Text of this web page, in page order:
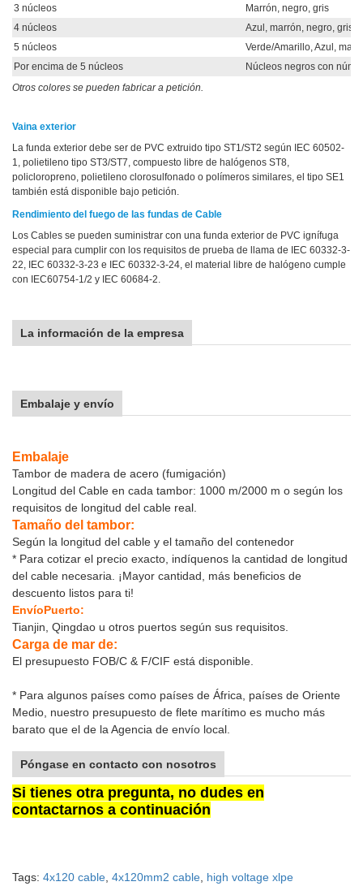
3 núcleos
Marrón, negro, gris
4 núcleos
Azul, marrón, negro, gris
5 núcleos
Verde/Amarillo, Azul,
Por encima de 5 núcleos
Núcleos negros con
Otros colores se pueden fabricar a petición.
Vaina exterior
La funda exterior debe ser de PVC extruido tipo ST1/ST2 según IEC 60502-
1, polietileno tipo ST3/ST7, compuesto libre de halógenos ST8,
policloropreno, polietileno clorosulfonado o polímeros similares, el tipo SE1
también está disponible bajo petición.
Rendimiento del fuego de las fundas de Cable
Los Cables se pueden suministrar con una funda exterior de PVC ignífuga
especial para cumplir con los requisitos de prueba de llama de IEC 60332-3-
22, IEC 60332-3-23 e IEC 60332-3-24, el material libre de halógeno cumple
con IEC60754-1/2 y IEC 60684-2.
La información de la empresa
Embalaje y envío
Embalaje
Tambor de madera de acero (fumigación)
Longitud del Cable en cada tambor: 1000 m/2000 m o según los
requisitos de longitud del cable real.
Tamaño del tambor:
Según la longitud del cable y el tamaño del contenedor
* Para cotizar el precio exacto, indíquenos la cantidad de longitud
del cable necesaria. ¡Mayor cantidad, más beneficios de
descuento listos para ti!
EnvíoPuerto:
Tianjin, Qingdao u otros puertos según sus requisitos.
Carga de mar de:
El presupuesto FOB/C & F/CIF está disponible.
* Para algunos países como países de África, países de Oriente
Medio, nuestro presupuesto de flete marítimo es mucho más
barato que el de la Agencia de envío local.
Póngase en contacto con nosotros
Si tienes otra pregunta, no dudes en
contactarnos a continuación
Tags: 4x120 cable 4x120mm2 cable high voltage xlpe